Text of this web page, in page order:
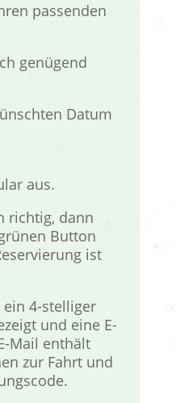
passenden
genügend
Datum
aus.
richtig, dann
Button
ist
4-stelliger
und eine E-
Mail enthält
zur Fahrt und